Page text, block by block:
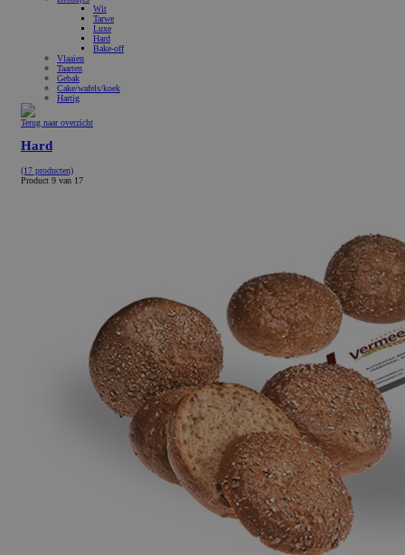
Wit
Tarwe
Luxe
Hard
Bake-off
Vlaaien
Taarten
Gebak
Cake/wafels/koek
Hartig
Terug naar overzicht
Hard
(17 producten)
Product 9 van 17